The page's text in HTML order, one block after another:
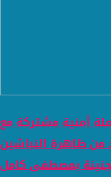
أمنية مشتركة مع
من ظاهرة النباشين
بمصطفى كامل